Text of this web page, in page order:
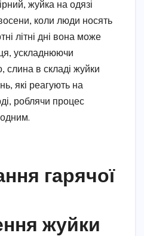
жуйка на одязі
коли люди носять
літні дні вона може
ускладнюючи
слина в складі жуйки
які реагують на
роблячи процес
гарячої
жуйки